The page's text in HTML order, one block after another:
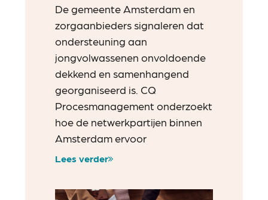
De gemeente Amsterdam en
zorgaanbieders signaleren dat
ondersteuning aan
jongvolwassenen onvoldoende
dekkend en samenhangend
georganiseerd is. CQ
Procesmanagement onderzoekt
hoe de netwerkpartijen binnen
Amsterdam ervoor
Lees verder